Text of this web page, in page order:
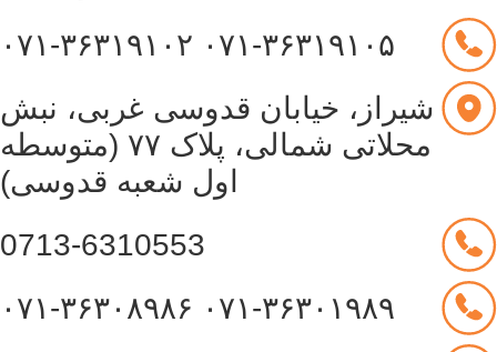
۰۷۱-۳۶۳۱۹۱۰۵
۰۷۱-۳۶۳۱۹۱۰۲
شیراز، خیابان قدوسی غربی، نبش
محلاتی شمالی، پلاک ۷۷ (متوسطه
اول شعبه قدوسی)
0713-6310553
۰۷۱-۳۶۳۰۱۹۸۹
۰۷۱-۳۶۳۰۸۹۸۶